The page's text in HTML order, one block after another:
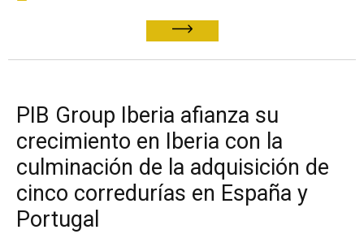
PIB Group Iberia afianza su
crecimiento en Iberia con la
culminación de la adquisición de
cinco corredurías en España y
Portugal